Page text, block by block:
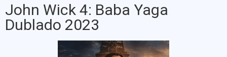
John Wick 4: Baba Yaga
Dublado 2023